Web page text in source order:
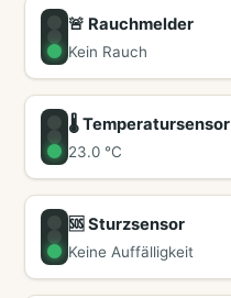
🚨 Rauchmelder
Kein Rauch
🌡️ Temperatursensor
23.0 °C
🆘 Sturzsensor
Keine Auffälligkeit